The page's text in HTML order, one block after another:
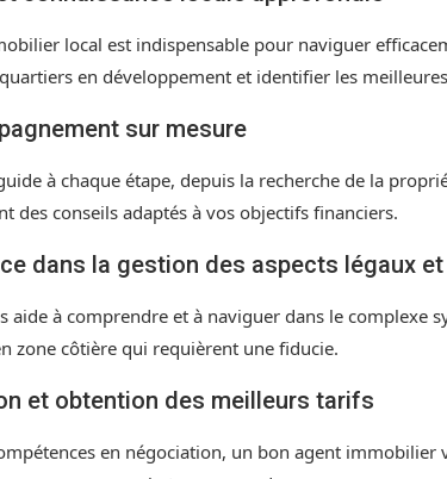
local est indispensable pour naviguer
en développement et identifier les
sur mesure
à chaque étape, depuis la recherche de la
des conseils adaptés à vos objectifs financiers.
dans la gestion des aspects légaux
aide à comprendre et à naviguer dans le complexe
zone côtière qui requièrent une fiducie.
et obtention des meilleurs tarifs
en négociation, un bon agent